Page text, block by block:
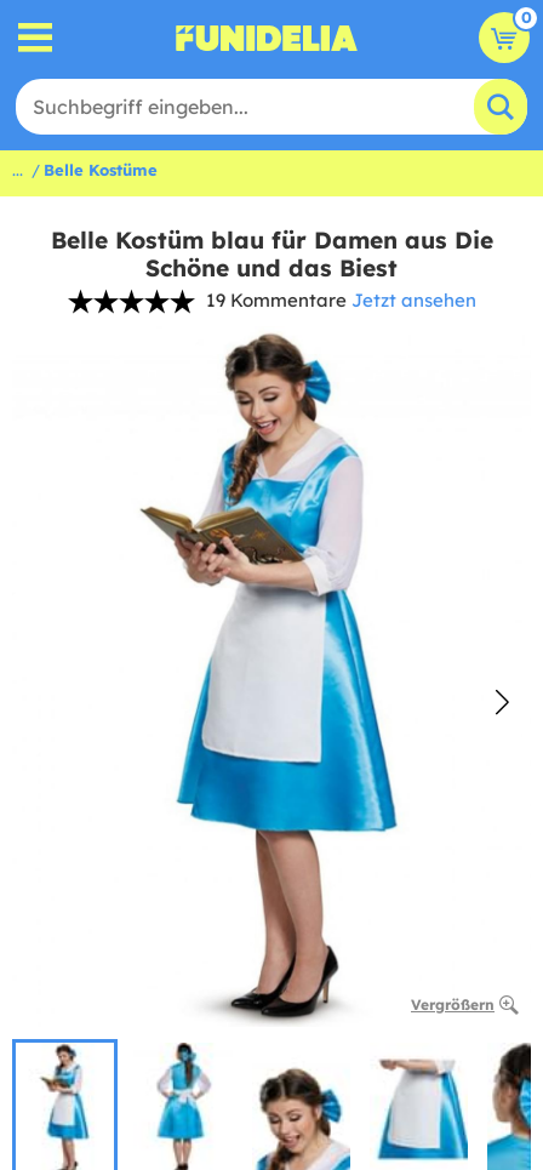
0
... Belle Kostüme
Belle Kostüm blau für Damen aus Die
Schöne und das Biest
19 Kommentare Jetzt ansehen
Vergrößern